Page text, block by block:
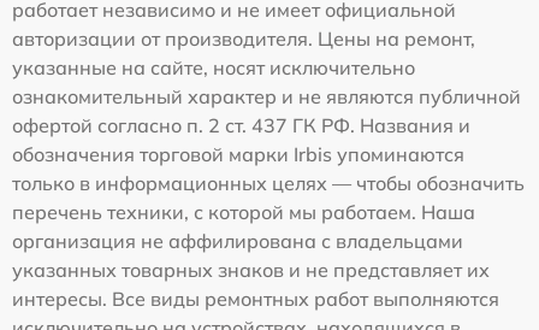
работает независимо и не имеет официальной
авторизации от производителя. Цены на ремонт,
указанные на сайте, носят исключительно
ознакомительный характер и не являются публичной
офертой согласно п. 2 ст. 437 ГК РФ. Названия и
обозначения торговой марки Irbis упоминаются
только в информационных целях — чтобы обозначить
перечень техники, с которой мы работаем. Наша
организация не аффилирована с владельцами
указанных товарных знаков и не представляет их
интересы. Все виды ремонтных работ выполняются